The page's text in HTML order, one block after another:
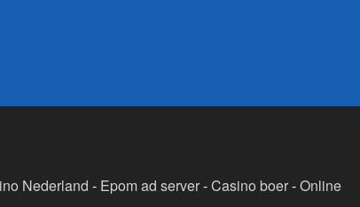
Nederland - Epom ad server-Casino boer-Online